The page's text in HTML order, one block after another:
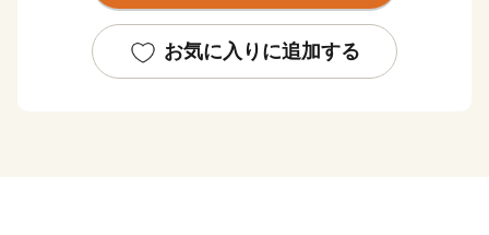
す重要伝統的建造物群保存地区『新町通り』、ユネスコ
の世界遺産に登録された「大峯奥駈道」も自慢です。
お気に入りに追加する